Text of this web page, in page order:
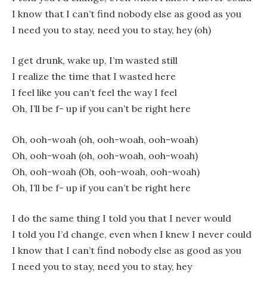
I know that I can’t find nobody else as good as you
I need you to stay, need you to stay, hey (oh)
I get drunk, wake up, I’m wasted still
I realize the time that I wasted here
I feel like you can’t feel the way I feel
Oh, I’ll be f- up if you can’t be right here
Oh, ooh-woah (oh, ooh-woah, ooh-woah)
Oh, ooh-woah (oh, ooh-woah, ooh-woah)
Oh, ooh-woah (Oh, ooh-woah, ooh-woah)
Oh, I’ll be f- up if you can’t be right here
I do the same thing I told you that I never would
I told you I’d change, even when I knew I never could
I know that I can’t find nobody else as good as you
I need you to stay, need you to stay, hey